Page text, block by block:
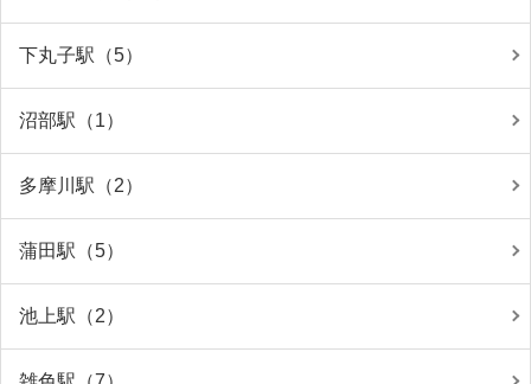
下丸子駅（5）
沼部駅（1）
多摩川駅（2）
蒲田駅（5）
池上駅（2）